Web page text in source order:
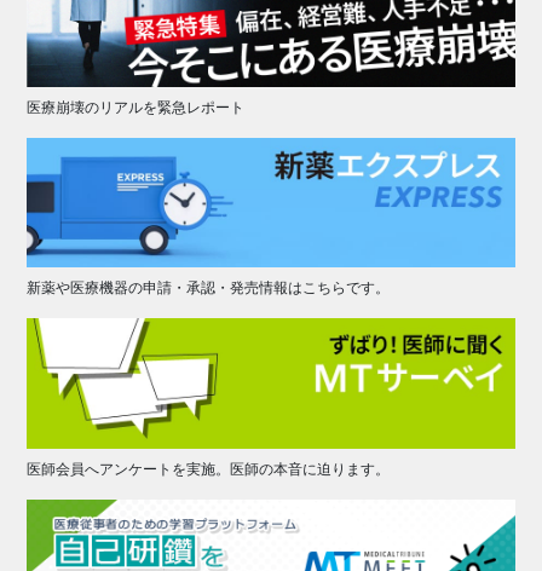
医療崩壊のリアルを緊急レポート
新薬や医療機器の申請・承認・発売情報はこちらです。
医師会員へアンケートを実施。医師の本音に迫ります。